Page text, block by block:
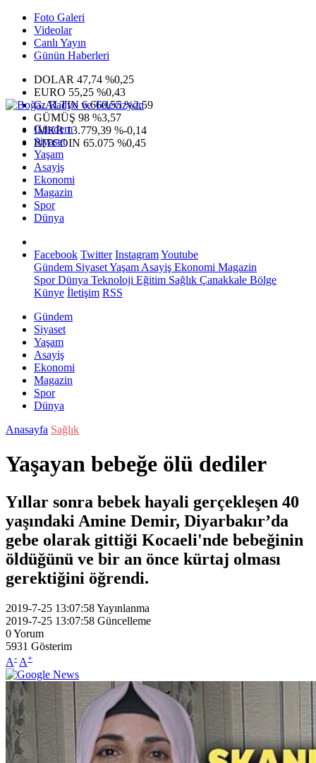
Foto Galeri
Videolar
Canlı Yayın
Günün Haberleri
DOLAR 47,74 %0,25
EURO 55,25 %0,43
G.ALTIN6.660,55 %2,59
GÜMÜŞ 98 %3,57
IMKB13.779,39 %-0,14
BITCOIN 65.075 %0,45
Gündem
Siyaset
Yaşam
Asayiş
Ekonomi
Magazin
Spor
Dünya
Facebook Twitter InstagramYoutube
Gündem SiyasetYaşam Asayiş Ekonomi Magazin
SporDünya Teknoloji Eğitim Sağlık Çanakkale Bölge
Künye İletişim RSS
Gündem
Siyaset
Yaşam
Asayiş
Ekonomi
Magazin
Spor
Dünya
Anasayfa Sağlık
Yaşayan bebeğe ölü dediler
Yıllar sonra bebek hayali gerçekleşen 40
yaşındaki Amine Demir, Diyarbakır’da
gebe olarak gittiği Kocaeli'nde bebeğinin
öldüğünü ve bir an önce kürtaj olması
gerektiğini öğrendi.
2019-7-25 13:07:58Yayınlanma
2019-7-25 13:07:58 Güncelleme
0Yorum
5931 Gösterim
A- A+